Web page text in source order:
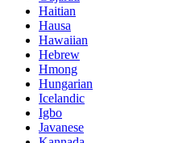
Haitian
Hausa
Hawaiian
Hebrew
Hmong
Hungarian
Icelandic
Igbo
Javanese